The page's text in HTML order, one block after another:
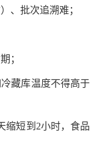
、批次追溯难；
；
藏库温度不得高于
缩短到2小时，食品